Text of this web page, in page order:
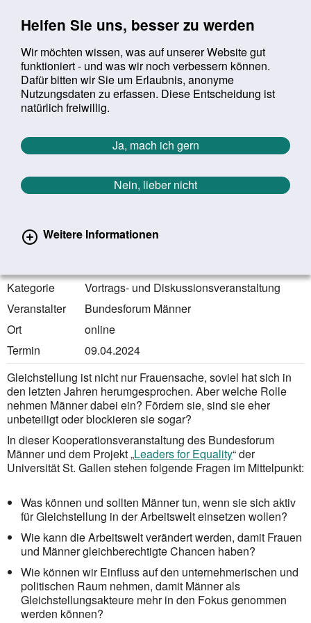
Helfen Sie uns, besser zu werden
Wir möchten wissen, was auf unserer Website gut
funktioniert - und was wir noch verbessern können.
Dafür bitten wir Sie um Erlaubnis, anonyme
Nutzungsdaten zu erfassen. Diese Entscheidung ist
natürlich freiwillig.
Ja, mach ich gern
Nein, lieber nicht
Weitere Informationen
Suchbegriff:
Sie befinden sich hier:
Startseite Aktuelles Veranstaltungen
Veranstaltungen
Men at Work – Arbeitswelt neu
Kategorie
Vortrags- und Diskussionsveranstaltung
Veranstalter
Bundesforum Männer
Ort
online
Termin
09.04.2024
Gleichstellung ist nicht nur Frauensache, soviel hat sich in
den letzten Jahren herumgesprochen. Aber welche Rolle
nehmen Männer dabei ein? Fördern sie, sind sie eher
unbeteiligt oder blockieren sie sogar?
In dieser Kooperationsveranstaltung des Bundesforum
Männer und dem Projekt „Leaders for Equality“ der
Universität St. Gallen stehen folgende Fragen im Mittelpunkt:
Was können und sollten Männer tun, wenn sie sich aktiv
für Gleichstellung in der Arbeitswelt einsetzen wollen?
Wie kann die Arbeitswelt verändert werden, damit Frauen
und Männer gleichberechtigte Chancen haben?
Wie können wir Einfluss auf den unternehmerischen und
politischen Raum nehmen, damit Männer als
Gleichstellungsakteure mehr in den Fokus genommen
werden können?